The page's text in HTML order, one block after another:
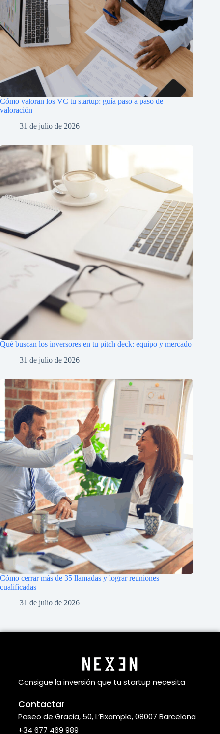
Cómo valoran los VC tu startup: guía paso a paso de
valoración
31 de julio de 2026
Qué buscan los inversores en tu pitch deck: equipo y mercado
31 de julio de 2026
Cómo cerrar más de 35 llamadas y lograr reuniones
cualificadas
31 de julio de 2026
Consigue la inversión que tu startup necesita
Contactar
Paseo de Gracia, 50, L’Eixample, 08007 Barcelona
+34 677 469 989